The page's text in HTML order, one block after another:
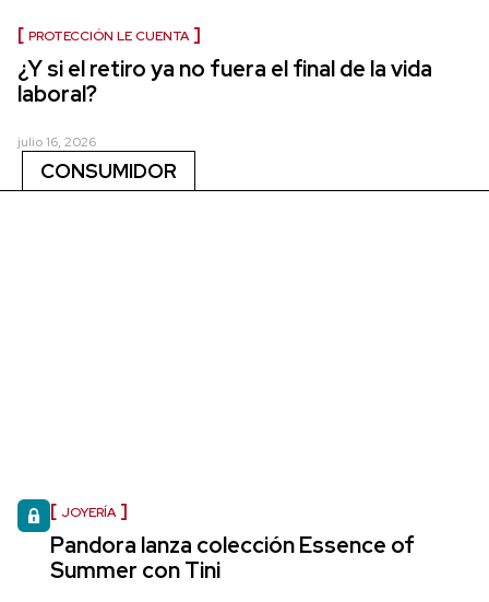
PROTECCIÓN LE CUENTA
¿Y si el retiro ya no fuera el final de la vida
laboral?
julio 16, 2026
CONSUMIDOR
JOYERÍA
Pandora lanza colección Essence of
Summer con Tini